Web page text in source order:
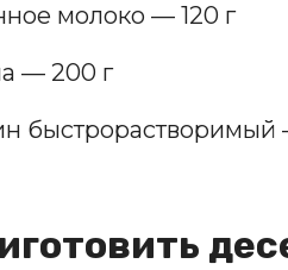
молоко — 120 г
— 200 г
быстрорастворимый